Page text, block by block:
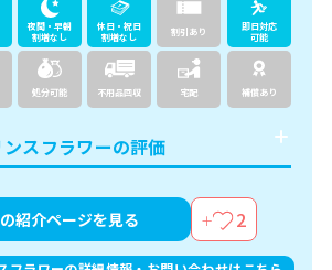
夜間・早朝
割増なし
休日・祝日
割増なし
割引あり
即日対応
可能
処分可能 不用品回収 宅配 補償あり
スフラワーの評価
紹介ページを見る 2